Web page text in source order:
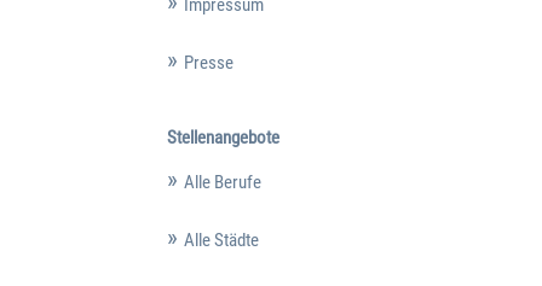
Impressum
Presse
Stellenangebote
Alle Berufe
Alle Städte